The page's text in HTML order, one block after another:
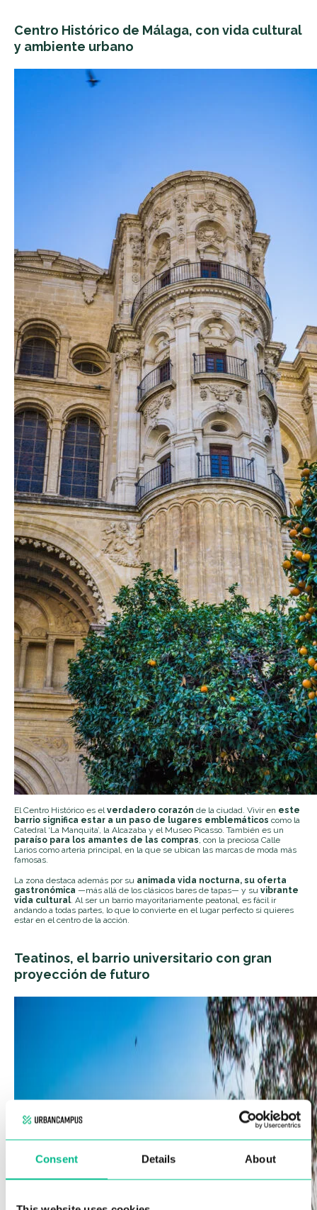
Consent Details About
Centro Histórico de Málaga, con vida cultural
y ambiente urbano
El Centro Histórico es el verdadero corazón de la ciudad. Vivir en este
barrio significa estar a un paso de lugares emblemáticos como la
Catedral ‘La Manquita’, la Alcazaba y el Museo Picasso. También es un
paraíso para los amantes de las compras , con la preciosa Calle
Larios como arteria principal, en la que se ubican las marcas de moda más
famosas.
La zona destaca además por su animada vida nocturna, su oferta
gastronómica —más allá de los clásicos bares de tapas— y su vibrante
vida cultural . Al ser un barrio mayoritariamente peatonal, es fácil ir
andando a todas partes, lo que lo convierte en el lugar perfecto si quieres
estar en el centro de la acción.
Teatinos, el barrio universitario con gran
proyección de futuro